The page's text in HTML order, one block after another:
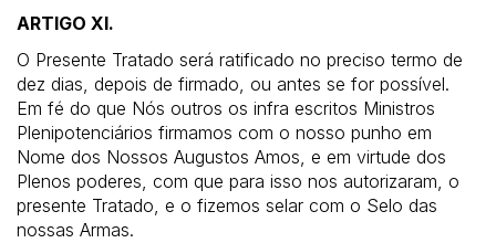
ARTIGO XI.
O Presente Tratado será ratificado no preciso termo de
dez dias, depois de firmado, ou antes se for possível.
Em fé do que Nós outros os infra escritos Ministros
Plenipotenciários firmamos com o nosso punho em
Nome dos Nossos Augustos Amos, e em virtude dos
Plenos poderes, com que para isso nos autorizaram, o
presente Tratado, e o fizemos selar com o Selo das
nossas Armas.